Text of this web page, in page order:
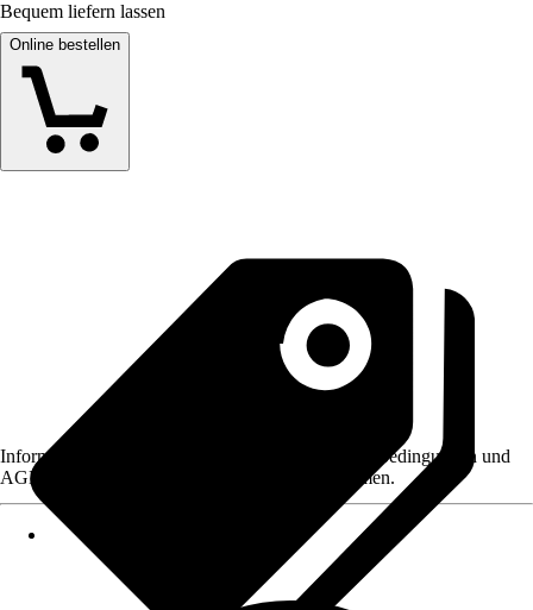
Bequem liefern lassen
Online bestellen
Informationen des Verkäufers, wie z. B. Rückgabebedingungen und
AGB, finden Sie bei Klick auf den Verkäufernamen.